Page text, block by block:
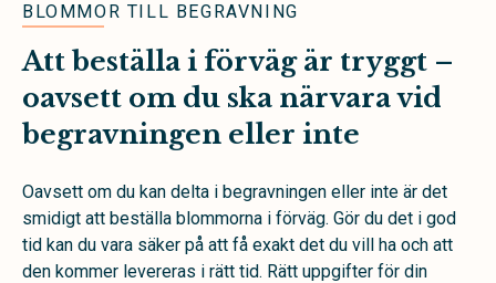
BLOMMOR TILL BEGRAVNING
Att beställa i förväg är tryggt –
oavsett om du ska närvara vid
begravningen eller inte
Oavsett om du kan delta i begravningen eller inte är det
smidigt att beställa blommorna i förväg. Gör du det i god
tid kan du vara säker på att få exakt det du vill ha och att
den kommer levereras i rätt tid. Rätt uppgifter för din